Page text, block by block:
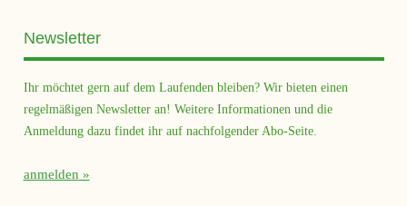
Newsletter
Ihr möchtet gern auf dem Laufenden bleiben? Wir bieten einen
regelmäßigen Newsletter an! Weitere Informationen und die
Anmeldung dazu findet ihr auf nachfolgender Abo-Seite.
anmelden